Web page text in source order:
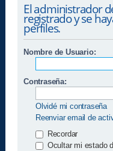
El administrador
registrado y se
perfiles.
Nombre de Usuario:
Contraseña:
Olvidé mi contraseña
Reenviar email de
Recordar
Ocultar mi estado